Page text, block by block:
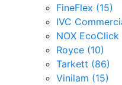
FineFlex (15)
IVC
NOX EcoClick
Royce (10)
Tarkett (86)
Vinilam (15)